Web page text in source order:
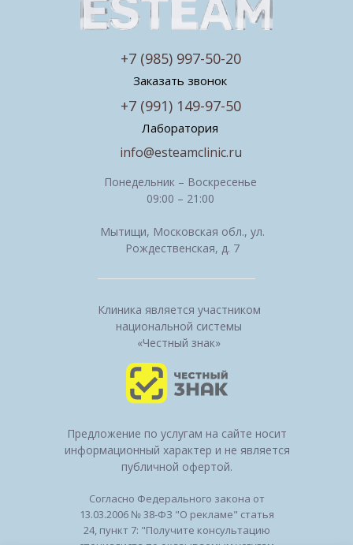
Клиника является участником
национальной системы
«Честный знак»
Понедельник – Воскресенье
09:00 – 21:00
Мытищи, Московская обл., ул.
Рождественская, д. 7
Заказать звонок
Лаборатория
info@esteamclinic.ru
+7 (991) 149-97-50
+7 (985) 997-50-20
Предложение по услугам на сайте носит
информационный характер и не является
публичной офертой.
Согласно Федерального закона от
13.03.2006 № 38-ФЗ "О рекламе" статья
24, пункт 7: "Получите консультацию